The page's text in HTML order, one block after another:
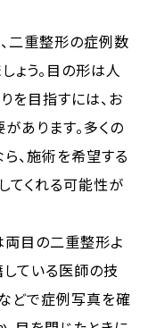
二重整形の症例数
ょう。目の形は人
を目指すには、お
あります。多くの
、施術を希望する
てくれる可能性が
両目の二重整形よ
ている医師の技
どで症例写真を確